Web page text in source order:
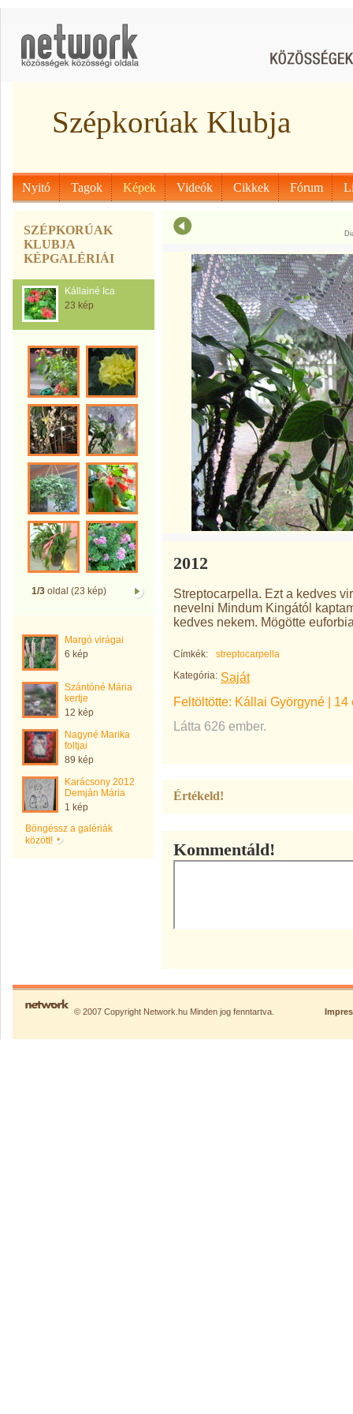
Szépkorúak Klubja
Nyitó Tagok Képek Videók Cikkek Fórum
SZÉPKORÚAK
KLUBJA
KÉPGALÉRIÁI
Kállainé Ica
23 kép
1/3oldal (23 kép)
Margó virágai
6 kép
Szántóné Mária
kertje
12 kép
Nagyné Marika
foltjai
89 kép
Karácsony 2012
Demján Mária
1 kép
Böngéssz a galériák
között!
2012
Streptocarpella. Ezt a kedves
nevelni Mindum Kingától
kedves nekem. Mögötte
Címkék:
streptocarpella
Kategória: Saját
Feltöltötte: Kállai Györgyné | 14
Látta 626 ember.
Értékeld!
Kommentáld!
© 2007 Copyright Network.hu Minden jog fenntartva.